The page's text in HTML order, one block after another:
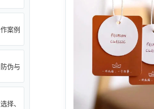
案例
伪与
择、